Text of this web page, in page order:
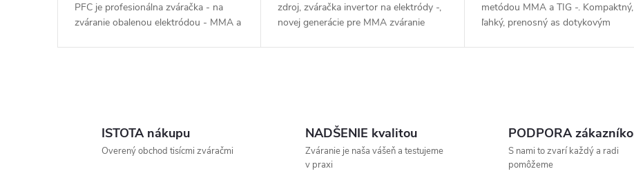
PFC je profesionálna zváračka - na
zváranie obalenou elektródou - MMA a
zdroj, zváračka invertor na elektródy -,
novej generácie pre MMA zváranie
metódou MMA a TIG -. Kompaktný,
ľahký, prenosný as dotykovým
ISTOTA nákupu
Overený obchod tisícmi zváračmi
NADŠENIE kvalitou
Zváranie je naša vášeň a testujeme
v praxi
PODPORA
S nami to zvarí každý a radi
pomôžeme